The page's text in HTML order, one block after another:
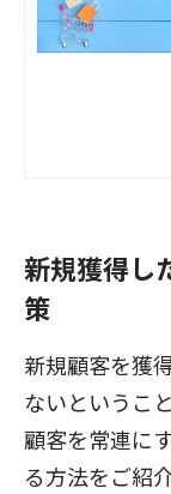
新規獲得し
策
新規顧客を獲
ないというこ
顧客を常連に
る方法をご紹